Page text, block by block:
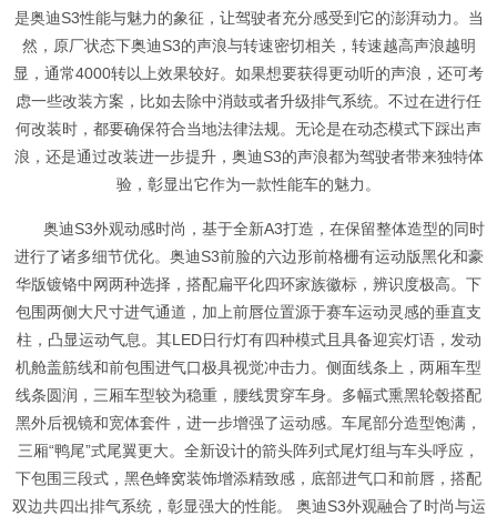
是奥迪S3性能与魅力的象征，让驾驶者充分感受到它的澎湃动力。当
然，原厂状态下奥迪S3的声浪与转速密切相关，转速越高声浪越明
显，通常4000转以上效果较好。如果想要获得更动听的声浪，还可考
虑一些改装方案，比如去除中消鼓或者升级排气系统。不过在进行任
何改装时，都要确保符合当地法律法规。无论是在动态模式下踩出声
浪，还是通过改装进一步提升，奥迪S3的声浪都为驾驶者带来独特体
验，彰显出它作为一款性能车的魅力。
奥迪S3外观动感时尚，基于全新A3打造，在保留整体造型的同时
进行了诸多细节优化。奥迪S3前脸的六边形前格栅有运动版黑化和豪
华版镀铬中网两种选择，搭配扁平化四环家族徽标，辨识度极高。下
包围两侧大尺寸进气通道，加上前唇位置源于赛车运动灵感的垂直支
柱，凸显运动气息。其LED日行灯有四种模式且具备迎宾灯语，发动
机舱盖筋线和前包围进气口极具视觉冲击力。侧面线条上，两厢车型
线条圆润，三厢车型较为稳重，腰线贯穿车身。多幅式熏黑轮毂搭配
黑外后视镜和宽体套件，进一步增强了运动感。车尾部分造型饱满，
三厢“鸭尾”式尾翼更大。全新设计的箭头阵列式尾灯组与车头呼应，
下包围三段式，黑色蜂窝装饰增添精致感，底部进气口和前唇，搭配
双边共四出排气系统，彰显强大的性能。 奥迪S3外观融合了时尚与运